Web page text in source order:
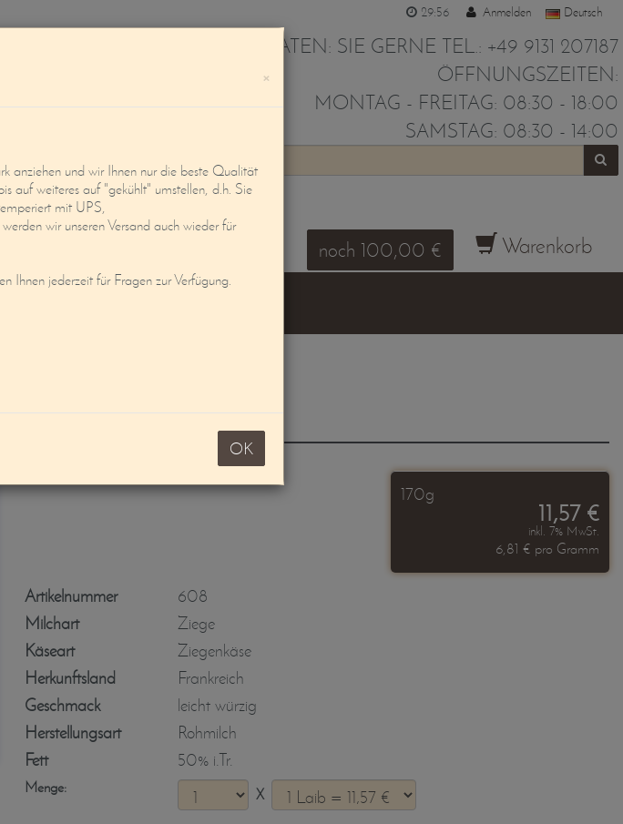
29:55 Anmelden Deutsch
WIR BERATEN: SIE GERNE TEL.: +49 9131 207187
ÖFFNUNGSZEITEN:
MONTAG - FREITAG: 08:30 - 18:00
SAMSTAG: 08:30 - 14:00
noch 100,00 € Warenkorb
×
anziehen und wir Ihnen nur die beste Qualität
auf weiteres auf "gekühlt" umstellen, d.h. Sie
mit UPS,
wir unseren Versand auch wieder für
Ihnen jederzeit für Fragen zur Verfügung.
OK
Oc`sitan
170g
11,57 €
inkl. 7% MwSt.
6,81 € pro Gramm
Artikelnummer
608
Milchart
Ziege
Käseart
Ziegenkäse
Herkunftsland
Frankreich
Geschmack
leicht würzig
Herstellungsart
Rohmilch
Fett
50% i.Tr.
Menge: X